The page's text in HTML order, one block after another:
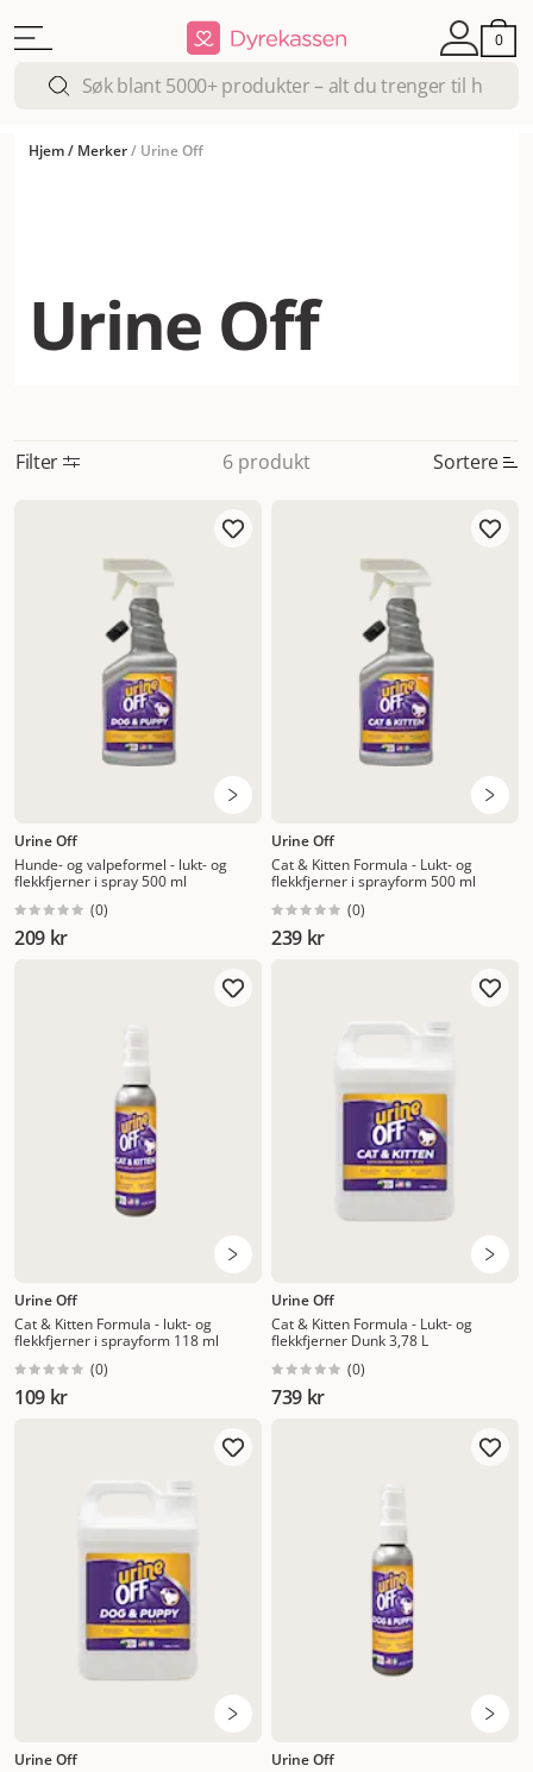
0
Hjem/ Merker/ Urine Off
Urine Off
Filter 6 produkt Sortere
Høyest pris
Lavest pris
Tilbud
Urine Off
Hunde- og valpeformel - lukt- og
flekkfjerner i spray 500 ml
(0)
209 kr
Urine Off
Cat & Kitten Formula - Lukt- og
flekkfjerner i sprayform 500 ml
(0)
239 kr
Urine Off
Cat & Kitten Formula - lukt- og
flekkfjerner i sprayform 118 ml
(0)
109 kr
Urine Off
Cat & Kitten Formula - Lukt- og
flekkfjerner Dunk 3,78 L
(0)
739 kr
Urine Off
Urine Off